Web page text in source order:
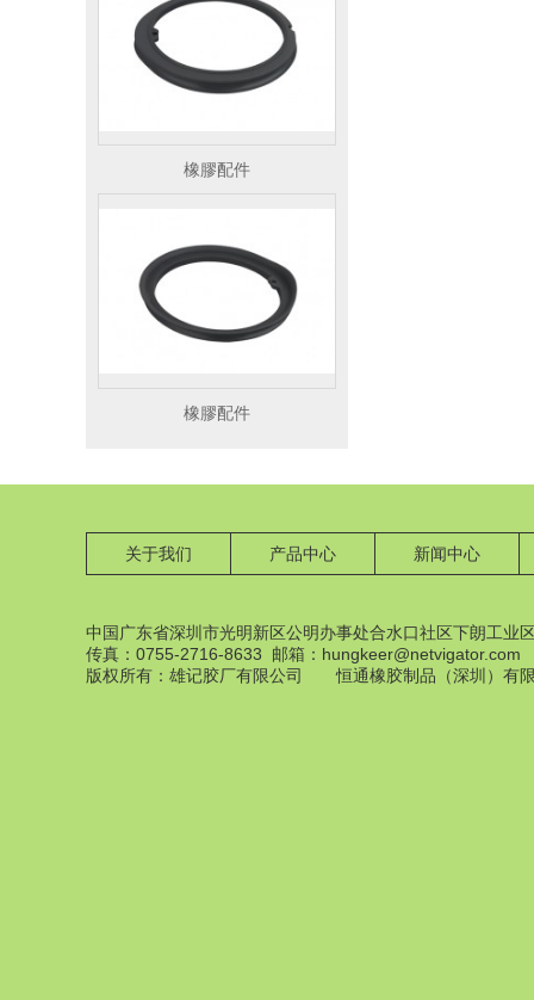
橡膠配件
橡膠配件
橡膠配件
关于我们 产品中心 新闻中心
中国广东省深圳市光明新区公明办事处合水口社区下朗工业
传真：0755-2716-8633 邮箱：hungkeer@netvigator.com
版权所有：雄记胶厂有限公司 恒通橡胶制品（深圳）有